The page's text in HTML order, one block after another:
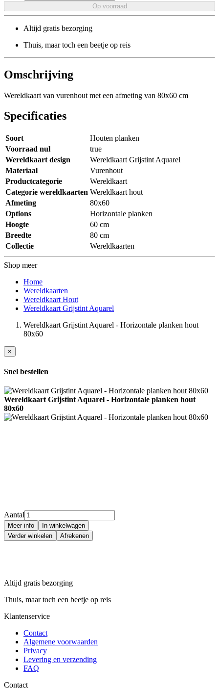
Op voorraad
Altijd gratis bezorging
Thuis, maar toch een beetje op reis
Omschrijving
Wereldkaart van vurenhout met een afmeting van 80x60 cm
Specificaties
Soort
Houten planken
Voorraad nul
true
Wereldkaart design
Wereldkaart Grijstint Aquarel
Materiaal
Vurenhout
Productcategorie
Wereldkaart
Categorie wereldkaarten Wereldkaart hout
Afmeting
80x60
Options
Horizontale planken
Hoogte
60 cm
Breedte
80 cm
Collectie
Wereldkaarten
Shop meer
Home
Wereldkaarten
Wereldkaart Hout
Wereldkaart Grijstint Aquarel
Wereldkaart Grijstint Aquarel - Horizontale planken hout
80x60
×
Snel bestellen
Wereldkaart Grijstint Aquarel - Horizontale planken hout
80x60
Aantal
Meer info
In winkelwagen
Verder winkelen
Afrekenen
Altijd gratis bezorging
Thuis, maar toch een beetje op reis
Klantenservice
Contact
Algemene voorwaarden
Privacy
Levering en verzending
FAQ
Contact